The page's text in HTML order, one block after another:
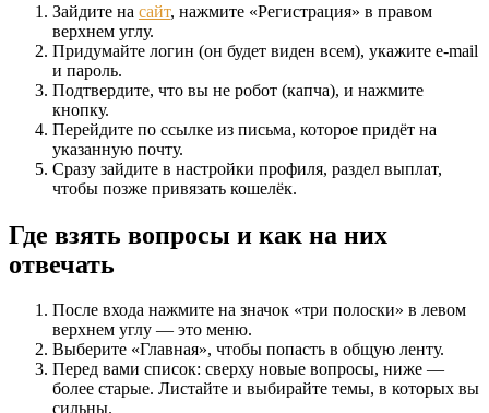
Зайдите на сайт, нажмите «Регистрация» в правом
верхнем углу.
Придумайте логин (он будет виден всем), укажите e-mail
и пароль.
Подтвердите, что вы не робот (капча), и нажмите
кнопку.
Перейдите по ссылке из письма, которое придёт на
указанную почту.
Сразу зайдите в настройки профиля, раздел выплат,
чтобы позже привязать кошелёк.
Где взять вопросы и как на них
отвечать
После входа нажмите на значок «три полоски» в левом
верхнем углу — это меню.
Выберите «Главная», чтобы попасть в общую ленту.
Перед вами список: сверху новые вопросы, ниже —
более старые. Листайте и выбирайте темы, в которых вы
сильны.